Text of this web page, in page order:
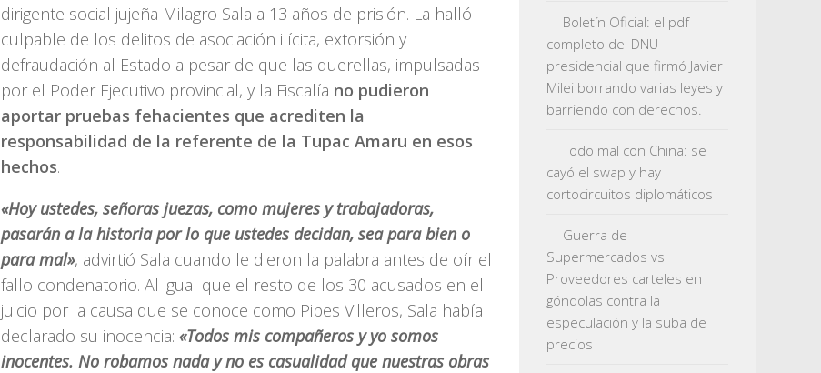
dirigente social jujeña Milagro Sala a 13 años de prisión. La halló
culpable de los delitos de asociación ilícita, extorsión y
defraudación al Estado a pesar de que las querellas, impulsadas
por el Poder Ejecutivo provincial, y la Fiscalía no pudieron
aportar pruebas fehacientes que acrediten la
responsabilidad de la referente de la Tupac Amaru en esos
hechos.
«Hoy ustedes, señoras juezas, como mujeres y trabajadoras,
pasarán a la historia por lo que ustedes decidan, sea para bien o
para mal», advirtió Sala cuando le dieron la palabra antes de oír el
fallo condenatorio. Al igual que el resto de los 30 acusados en el
juicio por la causa que se conoce como Pibes Villeros, Sala había
declarado su inocencia: «Todos mis compañeros y yo somos
inocentes. No robamos nada y no es casualidad que nuestras obras
Boletín Oficial: el pdf
completo del DNU
presidencial que firmó Javier
Milei borrando varias leyes y
barriendo con derechos.
Todo mal con China: se
cayó el swap y hay
cortocircuitos diplomáticos
Guerra de
Supermercados vs
Proveedores carteles en
góndolas contra la
especulación y la suba de
precios